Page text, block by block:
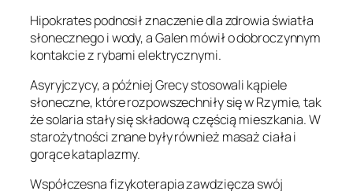
Hipokrates podnosił znaczenie dla zdrowia światła
słonecznego i wody, a Galen mówił o dobroczynnym
kontakcie z rybami elektrycznymi.
Asyryjczycy, a później Grecy stosowali kąpiele
słoneczne, które rozpowszechniły się w Rzymie, tak
że solaria stały się składową częścią mieszkania. W
starożytności znane były również masaż ciała i
gorące kataplazmy.
Współczesna fizykoterapia zawdzięcza swój